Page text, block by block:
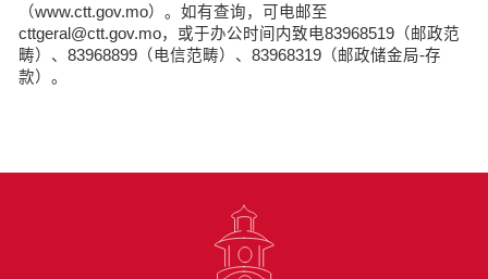
（www.ctt.gov.mo）。如有查询，可电邮至
cttgeral@ctt.gov.mo，或于办公时间内致电83968519（邮政范
畴）、83968899（电信范畴）、83968319（邮政储金局-存
款）。